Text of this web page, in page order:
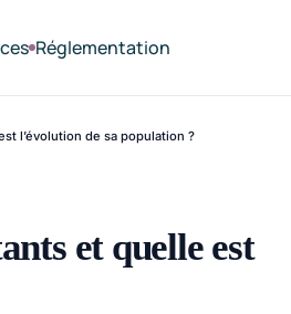
Réglementation
l’évolution de sa population ?
et quelle est